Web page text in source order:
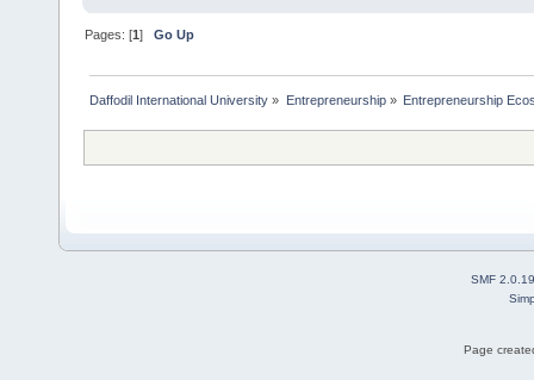
Pages: [1]Go Up
Daffodil International University » Entrepreneurship» Entrepreneurship
SMF 2.0.19
Page